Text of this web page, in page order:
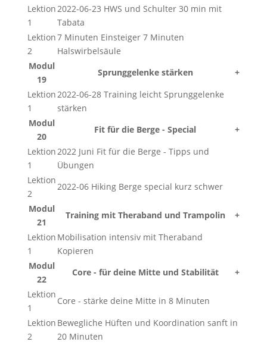
Lektion
1
2022-06-23 HWS und Schulter 30 min mit
Tabata
Lektion
2
7 Minuten Einsteiger 7 Minuten
Halswirbelsäule
Modul
19
Sprunggelenke stärken
+
Lektion
1
2022-06-28 Training leicht Sprunggelenke
stärken
Modul
20
Fit für die Berge - Special
+
Lektion
1
2022 Juni Fit für die Berge - Tipps und
Übungen
Lektion
2
2022-06 Hiking Berge special kurz schwer
Modul
21
Training mit Theraband und Trampolin
+
Lektion
1
Mobilisation intensiv mit Theraband
Kopieren
Modul
22
Core - für deine Mitte und Stabilität
+
Lektion
1
Core - stärke deine Mitte in 8 Minuten
Lektion
2
Bewegliche Hüften und Koordination sanft in
20 Minuten